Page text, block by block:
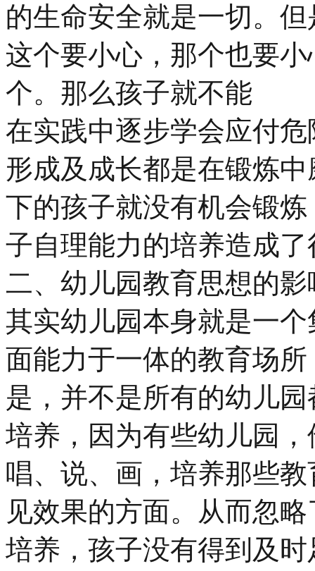
的生命安全就是一切。
这个要小心，那个也要
个。那么孩子就不能
在实践中逐步学会应付
形成及成长都是在锻炼
下的孩子就没有机会锻
子自理能力的培养造成
二、幼儿园教育思想的影
其实幼儿园本身就是一
面能力于一体的教育场
是，并不是所有的幼儿
培养，因为有些幼儿园
唱、说、画，培养那些
见效果的方面。从而忽
培养，孩子没有得到及